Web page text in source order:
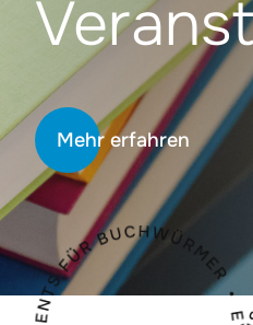
Mehr erfahren